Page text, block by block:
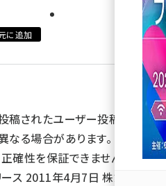
に追加
されたユーザー投稿のた
る場合があります。 また、
性を保証できません。
ス 2011年4月7日 株式会社